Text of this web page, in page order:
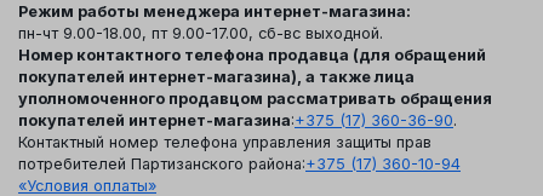
Режим работы менеджера интернет-магазина:
пн-чт 9.00-18.00, пт 9.00-17.00, сб-вс выходной.
Номер контактного телефона продавца (для обращений
покупателей интернет-магазина), а также лица
уполномоченного продавцом рассматривать обращения
покупателей интернет-магазина:+375 (17) 360-36-90.
Контактный номер телефона управления защиты прав
потребителей Партизанского района:+375 (17) 360-10-94
«Условия оплаты»